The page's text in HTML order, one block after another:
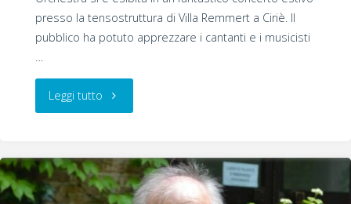
presso la tensostruttura di Villa Remmert a Ciriè. Il
pubblico ha potuto apprezzare i cantanti e i musicisti
…
Leggi tutto "Conferimento
Paul
Harris